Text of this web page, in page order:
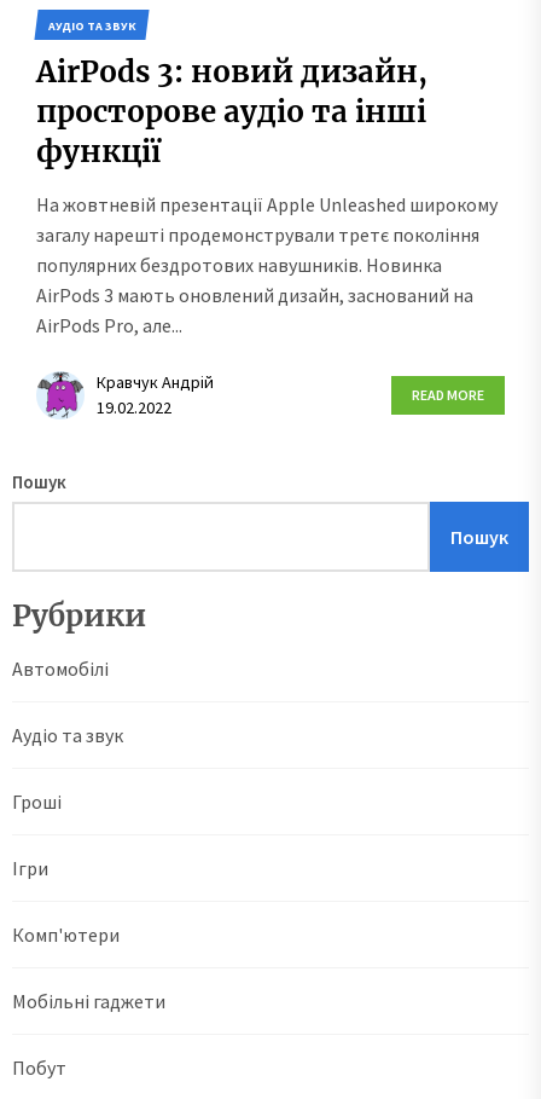
АУДІО ТА ЗВУК
AirPods 3: новий дизайн,
просторове аудіо та інші
функції
На жовтневій презентації Apple Unleashed широкому
загалу нарешті продемонстрували третє покоління
популярних бездротових навушників. Новинка
AirPods 3 мають оновлений дизайн, заснований на
AirPods Pro, але...
Кравчук Андрій
19.02.2022
READ MORE
Пошук
Пошук
Рубрики
Автомобілі
Аудіо та звук
Гроші
Ігри
Комп'ютери
Мобільні гаджети
Побут